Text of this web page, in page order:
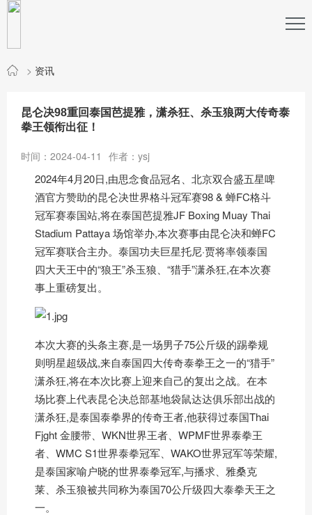
> 资讯
昆仑决98重回泰国芭提雅，潇杀狂、杀玉狼两大传奇泰
拳王领衔出征！
时间：2024-04-11 作者：ysj
2024年4月20日,由思念食品冠名、北京双合盛五星啤
酒官方赞助的昆仑决世界格斗冠军赛98 & 蝉FC格斗
冠军赛泰国站,将在泰国芭提雅JF Boxing Muay Thai
Stadium Pattaya 场馆举办,本次赛事由昆仑决和蝉FC
冠军赛联合主办。泰国功夫巨星托尼·贾将率领泰国
四大天王中的“狼王”杀玉狼、“猎手”潇杀狂,在本次赛
事上重磅复出。
本次大赛的头条主赛,是一场男子75公斤级的踢拳规
则明星超级战,来自泰国四大传奇泰拳王之一的“猎手”
潇杀狂,将在本次比赛上迎来自己的复出之战。在本
场比赛上代表昆仑决总部基地袋鼠达达俱乐部出战的
潇杀狂,是泰国泰拳界的传奇王者,他获得过泰国Thai
Fjght 金腰带、WKN世界王者、WPMF世界泰拳王
者、WMC S1世界泰拳冠军、WAKO世界冠军等荣耀,
是泰国家喻户晓的世界泰拳冠军,与播求、雅桑克
莱、杀玉狼被共同称为泰国70公斤级四大泰拳天王之
一。